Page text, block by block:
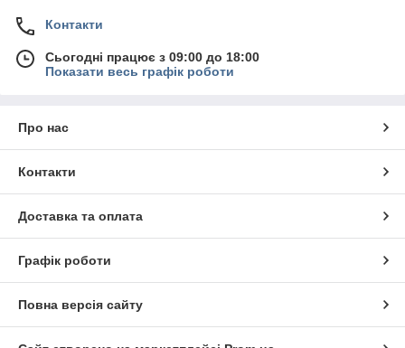
Контакти
Сьогодні працює з 09:00 до 18:00
Показати весь графік роботи
Про нас
Контакти
Доставка та оплата
Графік роботи
Повна версія сайту